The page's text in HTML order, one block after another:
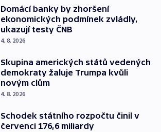
Domácí banky by zhoršení
ekonomických podmínek zvládly,
ukazují testy ČNB
4. 8. 2026
Skupina amerických států vedených
demokraty žaluje Trumpa kvůli
novým clům
4. 8. 2026
Schodek státního rozpočtu činil v
červenci 176,6 miliardy